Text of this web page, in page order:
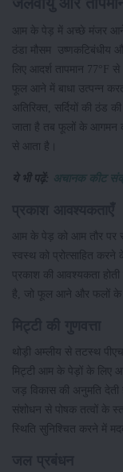
आम के पेड़ में अच्छे मंजर आने
ठंडा मौसम
लिए आदर्श तापमान 77°F
फूल आने में बाधा उत्पन्न
अतिरिक्त, सर्दियों की
जाता है तब फूलों के आगमन
से आता है।
ये भी पढ़ें: अचानक कीट
आम के पेड़ को आम तौर पर
स्वस्थ को प्रोत्साहित
प्रकाश की आवश्यकता
है, जो फूल आने और फलों के
थोड़ी अम्लीय से तटस्थ
मिट्टी आम के पेड़ों के लिए
जड़ विकास की अनुमति देती
संशोधन से पोषक तत्वों के
स्थिति सुनिश्चित करने में